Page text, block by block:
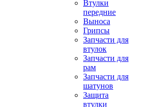
Втулки
передние
Выноса
Грипсы
Запчасти для
втулок
Запчасти для
рам
Запчасти для
шатунов
Защита
втулки